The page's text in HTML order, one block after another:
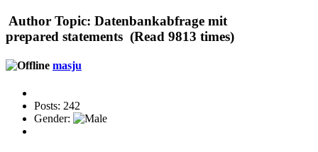
Author Topic: Datenbankabfrage mit
prepared statements (Read 9813 times)
masju
Posts: 242
Gender: